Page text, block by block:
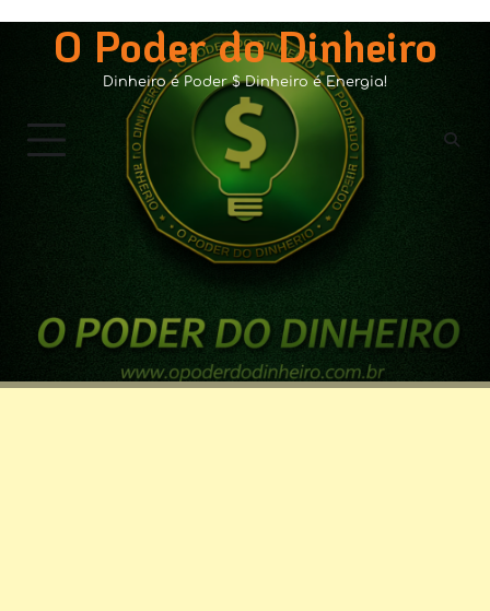
contentO Poder do Dinheiro
Dinheiro é Poder $ Dinheiro é Energia!